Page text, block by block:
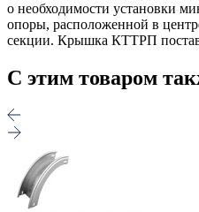
о необходимости установки
опоры, расположенной в
секции. Крышка КТТРП
С этим товаром